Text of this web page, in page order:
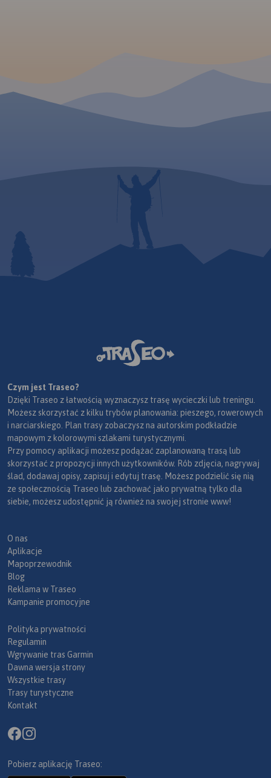
Czym jest Traseo?
Dzięki Traseo z łatwością wyznaczysz trasę wycieczki lub treningu.
Możesz skorzystać z kilku trybów planowania: pieszego, rowerowych
i narciarskiego. Plan trasy zobaczysz na autorskim podkładzie
mapowym z kolorowymi szlakami turystycznymi.
Przy pomocy aplikacji możesz podążać zaplanowaną trasą lub
skorzystać z propozycji innych użytkowników. Rób zdjęcia, nagrywaj
ślad, dodawaj opisy, zapisuj i edytuj trasę. Możesz podzielić się nią
ze społecznością Traseo lub zachować jako prywatną tylko dla
siebie, możesz udostępnić ją również na swojej stronie www!
O nas
Aplikacje
Mapoprzewodnik
Blog
Reklama w Traseo
Kampanie promocyjne
Polityka prywatności
Regulamin
Wgrywanie tras Garmin
Dawna wersja strony
Wszystkie trasy
Trasy turystyczne
Kontakt
Pobierz aplikację Traseo: